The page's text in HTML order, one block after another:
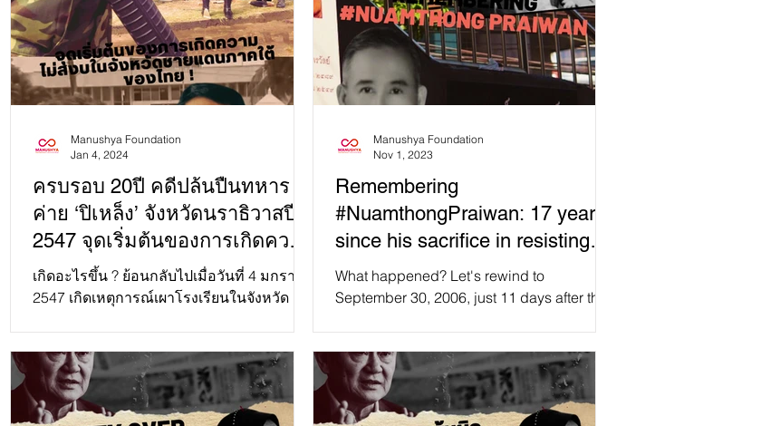
ครบรอบ 20ปี คดีปล้นปืนทหาร
ค่าย ‘ปิเหล็ง’ จังหวัดนราธิวาสปี
2547 จุดเริ่มต้นของการเกิดความ
ไม่สงบในจังหวัดชายแดนภาคใต้
ของไทย
เกิดอะไรขึ้น ? ย้อนกลับไปเมื่อวันที่ 4 มกราคม
2547 เกิดเหตุการณ์เผาโรงเรียนในจังหวัด
Manushya Foundation
Jan 4, 2024
Remembering
#NuamthongPraiwan: 17 years
since his sacrifice in resisting
the 2006 Coup
What happened? Let's rewind to
September 30, 2006, just 11 days after the
Manushya Foundation
Nov 1, 2023